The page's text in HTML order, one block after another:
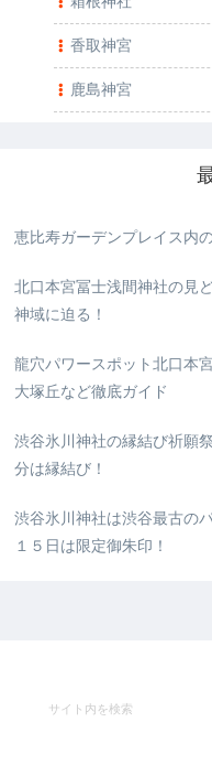
香取神宮
鹿島神宮
恵比寿ガーデンプレイス内
北口本宮冨士浅間神社の見
神域に迫る！
龍穴パワースポット北口本
大塚丘など徹底ガイド
渋谷氷川神社の縁結び祈願
分は縁結び！
渋谷氷川神社は渋谷最古の
１５日は限定御朱印！